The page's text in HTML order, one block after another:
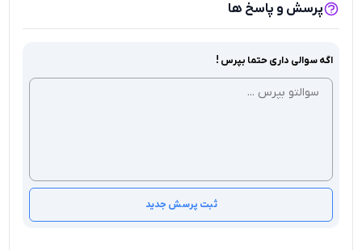
پرسش و پاسخ ها
اگه سوالی داری حتما بپرس !
ثبت پرسش جدید